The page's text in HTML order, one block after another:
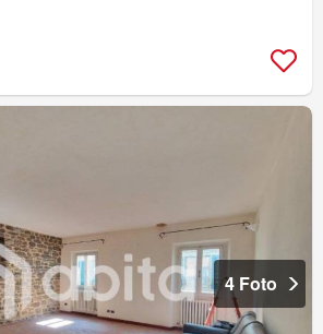
4 Foto